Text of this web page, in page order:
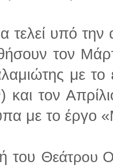
τελεί υπό την
τον
με το
και τον
με το έργο
του Θεάτρου